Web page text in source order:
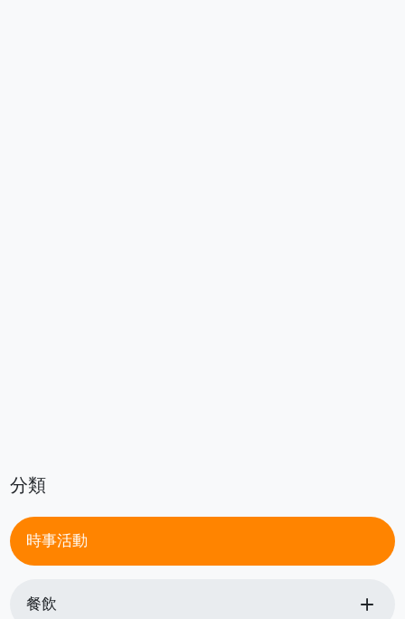
分類
時事活動
餐飲 add